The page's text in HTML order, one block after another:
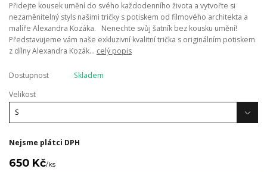
Přidejte kousek umění do svého každodenního života a vytvořte si
nezaměnitelný styls našimi tričky s potiskem od filmového architekta a
malíře Alexandra Kozáka. Nenechte svůj šatník bez kousku umění!
Představujeme vám naše exkluzivní kvalitní trička s originálním potiskem
z dílny Alexandra Kozák... celý popis
Dostupnost
Skladem
Velikost
Nejsme plátci DPH
650 Kč/ks